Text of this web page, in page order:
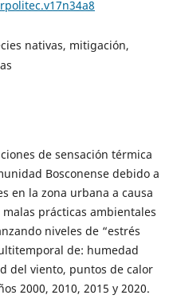
nativas, mitigación,
de sensación térmica
Bosconense debido a
en la zona urbana a causa
prácticas ambientales
niveles de “estrés
de: humedad
del viento, puntos de calor
2000, 2010, 2015 y 2020.